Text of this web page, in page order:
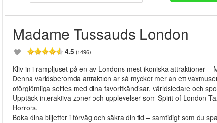
Madame Tussauds London
4.5 (1496)
Kliv in i rampljuset på en av Londons mest ikoniska attraktioner –
Denna världsberömda attraktion är så mycket mer än ett
oförglömliga selfies med dina favoritkändisar, världsledare och
Upptäck interaktiva zoner och upplevelser som Spirit of London
Horrors.
Boka dina biljetter i förväg och säkra din tid – samtidigt som du